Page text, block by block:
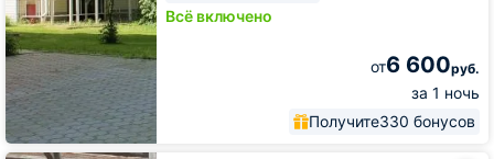
Всё включено
от6 600руб.
за 1 ночь
Получите330 бонусов